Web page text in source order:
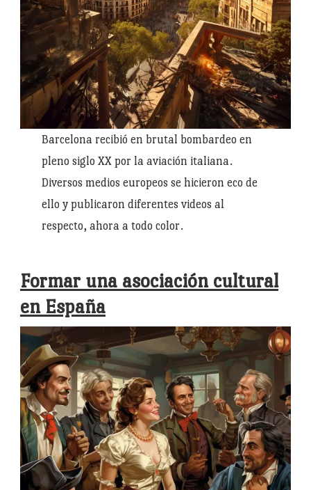
Barcelona recibió en brutal bombardeo en
pleno siglo XX por la aviación italiana.
Diversos medios europeos se hicieron eco de
ello y publicaron diferentes videos al
respecto, ahora a todo color.
Formar una asociación cultural
en España